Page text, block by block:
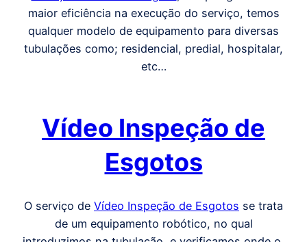
maior eficiência na execução do serviço, temos
qualquer modelo de equipamento para diversas
tubulações como; residencial, predial, hospitalar,
etc…
Vídeo Inspeção de
Esgotos
O serviço de Vídeo Inspeção de Esgotos se trata
de um equipamento robótico, no qual